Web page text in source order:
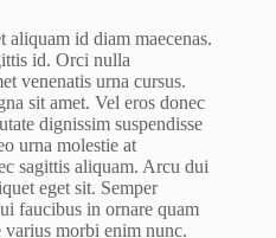
aliquam id diam maecenas.
id. Orci nulla
venenatis urna cursus.
sit amet. Vel eros donec
dignissim suspendisse
urna molestie at
sagittis aliquam. Arcu dui
eget sit. Semper
faucibus in ornare quam
morbi enim nunc.